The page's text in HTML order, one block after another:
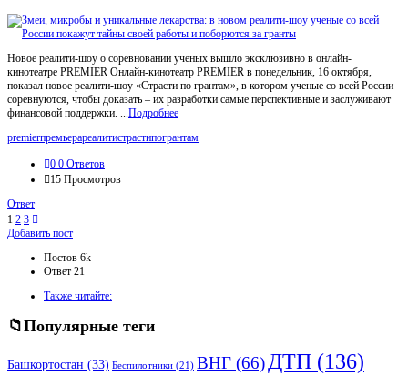
Новое реалити-шоу о соревновании ученых вышло эксклюзивно в онлайн-
кинотеатре PREMIER Онлайн-кинотеатр PREMIER в понедельник, 16 октября,
показал новое реалити-шоу «Страсти по грантам», в котором ученые со всей России
соревнуются, чтобы доказать – их разработки самые перспективные и заслуживают
финансовой поддержки. ...Подробнее
premierпремьерареалитистрастипогрантам
0 0 Ответов
15 Просмотров
Ответ
1 2 3
Боковая
Добавить пост
Статистика
Постов 6k
Ответ 21
Также читайте:
Популярные теги
Башкортостан (33) Беспилотники (21) ВНГ (66) ДТП (136)